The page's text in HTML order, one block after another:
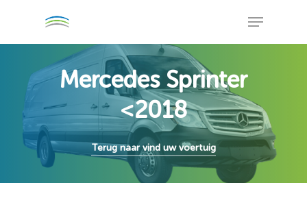
main
Menu
Mercedes Sprinter
<2018
Terug naar vind uw voertuig
Close